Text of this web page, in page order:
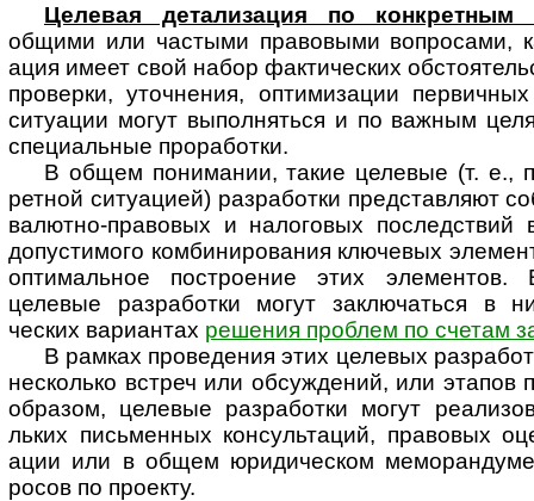
Целевая детализация по конкретным
общими или частыми право­выми воп­ро­сами,
ация имеет свой набор факти­ческих
про­верки, уточ­нения, оптими­зации
ситу­ации могут выпол­няться и по важ­ным
специ­альные прора­ботки.
В общем понимании, такие целевые (т. е.,
ретной ситу­ацией) разра­ботки пред­став­ляют
валютно-­право­вых и нало­говых
допусти­мого комбини­рования ключе­вых
оптима­льное постро­ение этих элемен­тов.
целевые разра­ботки могут заклю­чаться в
ческих вари­антах реше­ния проб­лем по счетам
В рамках проведения этих целевых
несколько встреч или обсуж­дений, или эта­пов
образом, целевые разра­ботки могут
льких пись­менных консу­ль­таций, правовых
ации или в общем юриди­ческом
росов по проекту.